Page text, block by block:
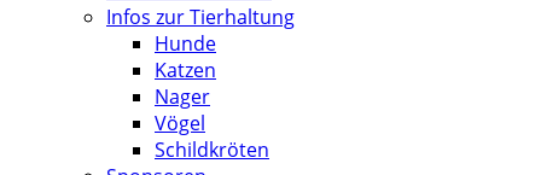
Infos zur Tierhaltung
Hunde
Katzen
Nager
Vögel
Schildkröten